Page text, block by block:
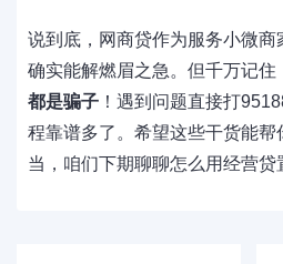
说到底，网商贷作为服务小微商
确实能解燃眉之急。但千万记住
都是骗子 ！遇到问题直接打
程靠谱多了。希望这些干货能帮
当，咱们下期聊聊怎么用经营贷